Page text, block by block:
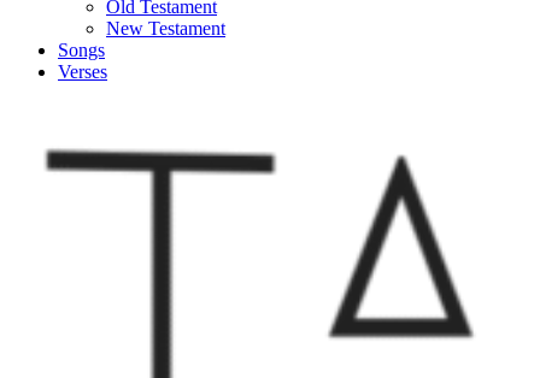
Old Testament
New Testament
Songs
Verses